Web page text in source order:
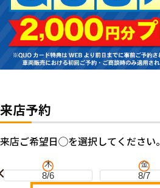
来店予約
来店ご希望日◯を選択してください。
木
8/6
金
8/7